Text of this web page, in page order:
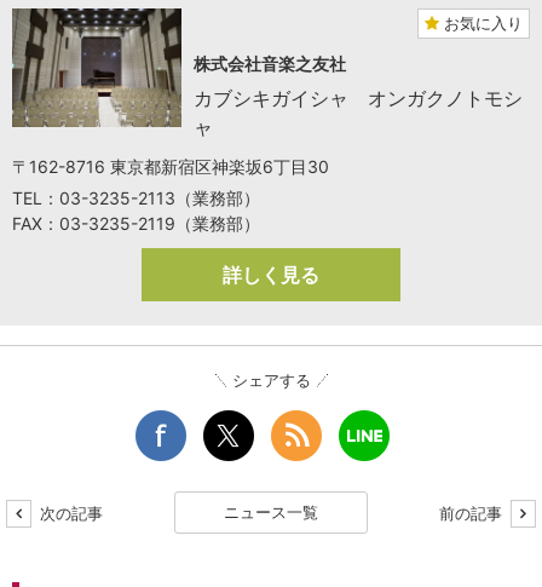
お気に入り
株式会社音楽之友社
カブシキガイシャ オンガクノトモシ
ャ
〒162-8716 東京都新宿区神楽坂6丁目30
TEL：03-3235-2113（業務部）
FAX：03-3235-2119（業務部）
詳しく見る
シェアする
次の記事 ニュース一覧 前の記事